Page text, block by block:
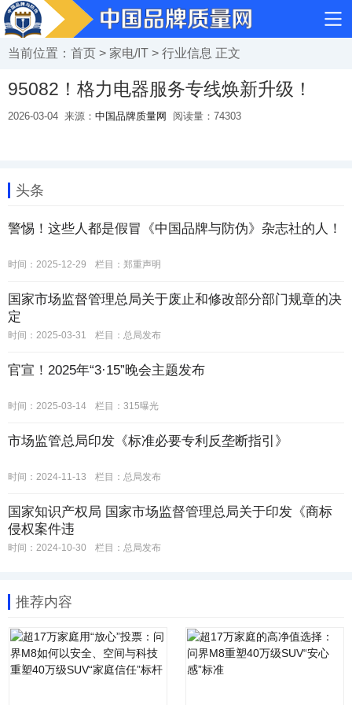
当前位置： 首页 > 家电/IT > 行业信息 正文
95082！格力电器服务专线焕新升级！
2026-03-04 来源： 中国品牌质量网 阅读量： 74303
头条
警惕！这些人都是假冒《中国品牌与防伪》杂志社的人！
时间：2025-12-29 栏目： 郑重声明
国家市场监督管理总局关于废止和修改部分部门规章的决
定
时间：2025-03-31 栏目： 总局发布
官宣！2025年“3·15”晚会主题发布
时间：2025-03-14 栏目： 315曝光
市场监管总局印发《标准必要专利反垄断指引》
时间：2024-11-13 栏目： 总局发布
国家知识产权局 国家市场监督管理总局关于印发《商标
侵权案件违
时间：2024-10-30 栏目： 总局发布
推荐内容